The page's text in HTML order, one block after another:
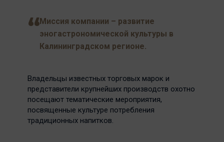
Миссия компании – развитие
эногастрономической культуры в
Калининградском регионе.
Владельцы известных торговых марок и
представители крупнейших производств охотно
посещают тематические мероприятия,
посвященные культуре потребления
традиционных напитков.